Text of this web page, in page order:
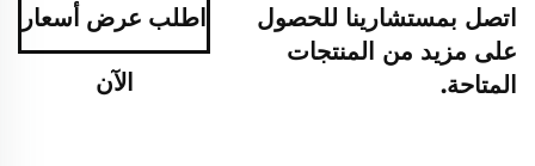
اتصل بمستشارينا للحصول
على مزيد من المنتجات
المتاحة.
اطلب عرض أسعار
الآن